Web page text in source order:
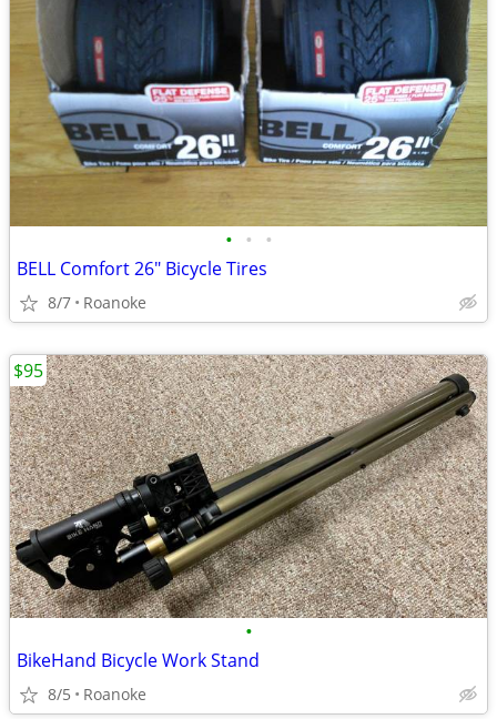
• • •
BELL Comfort 26" Bicycle Tires
8/7 Roanoke
•
BikeHand Bicycle Work Stand
8/5 Roanoke
$95